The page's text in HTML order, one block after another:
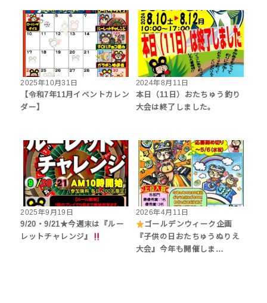
2025年10月31日
【令和7年11月イベントカレン
ダー】
2024年8月11日
本日（11日）おたちゅう釣り
大会は終了しました。
2025年9月19日
9/20・9/21★今週末は『ルー
レットチャレンジ』
2026年4月11日
ゴールデンウィーク企画
『子供の日おたちゅうぬりえ
大会』今年も開催しま…